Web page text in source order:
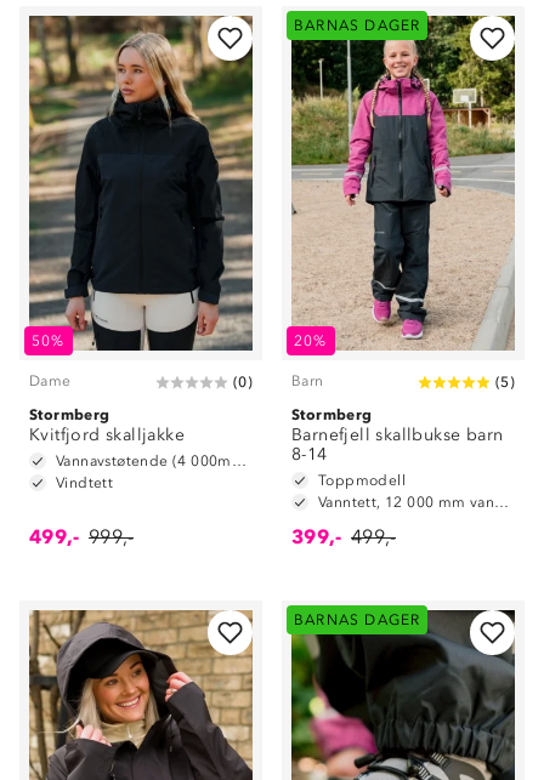
50%
Dame (0)
Stormberg
Kvitfjord skalljakke
Vannavstøtende (4 000mm vannsøyle)
Vindtett
499,- 999,-
BARNAS DAGER
20%
Barn (5)
Stormberg
Barnefjell skallbukse barn
8-14
Toppmodell
Vanntett, 12 000 mm vannsøyle
399,- 499,-
BARNAS DAGER